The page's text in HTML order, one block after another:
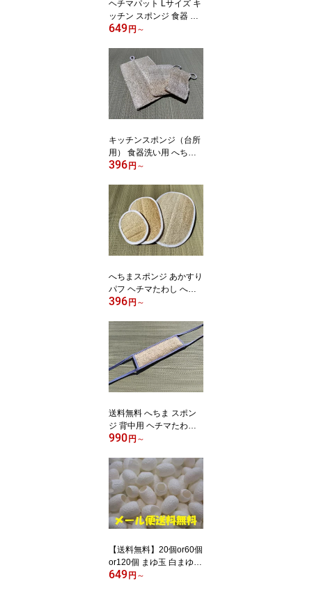
ヘチマパット Lサイズ キ
ッチン スポンジ 食器 台
所用 食器洗いスポンジ
ル 中敷き あかすり ヘチ
マスポンジ へちま スポ
ンジ
649円 ～
キッチンスポンジ（台所
用） 食器洗い用 へちま
スポンジ 天然素材 エコ
速乾
396円 ～
へちまスポンジ あかすり
パフ ヘチマたわし へち
またわし あかすり 垢す
396円 ～
送料無料 へちま スポン
ジ 背中用 ヘチマたわし
へちまたわし あかすり
990円 ～
【送料無料】20個or60個
or120個 まゆ玉 白まゆ
白玉 繭玉 スキンケア 洗
649円 ～